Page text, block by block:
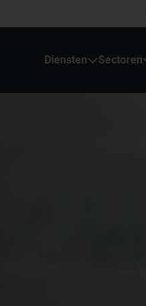
Diensten Sectoren